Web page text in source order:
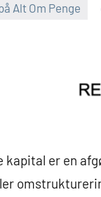
Alt Om Penge
kapital er en